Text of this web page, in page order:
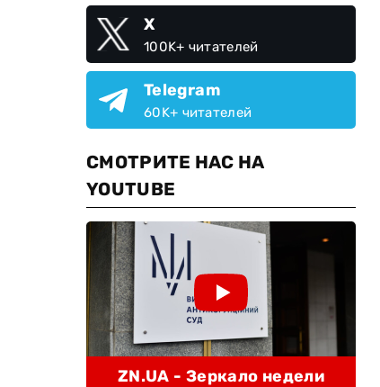
X
100K+ читателей
Telegram
60K+ читателей
СМОТРИТЕ НАС НА
YOUTUBE
ZN.UA - Зеркало недели